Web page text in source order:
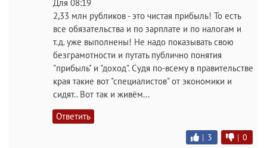
Для 08:19
2,33 млн рубликов - это чистая прибыль! То есть
все обязательства и по зарплате и по налогам и
т.д. уже выполнены! Не надо показывать свою
безграмотности и путать публично понятия
"прибыль" и "доход". Судя по-всему в правительстве
края такие вот "специалистов" от экономики и
сидят.. Вот так и живём...
Ответить
| 3 | 0